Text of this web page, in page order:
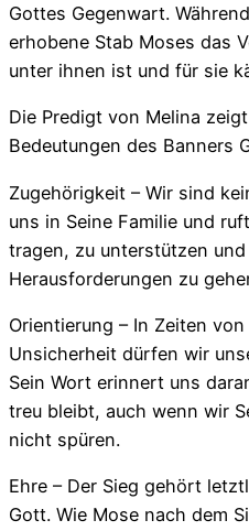
Gottes Gegenwart.
erhobene Stab Moses das
unter ihnen ist und für sie
Die Predigt von Melina
Bedeutungen des Banners
Zugehörigkeit – Wir sind
uns in Seine Familie und
tragen, zu unterstützen
Herausforderungen zu
Orientierung – In Zeiten
Unsicherheit dürfen wir
Sein Wort erinnert uns
treu bleibt, auch wenn wir
nicht spüren.
Ehre – Der Sieg gehört
Gott. Wie Mose nach dem